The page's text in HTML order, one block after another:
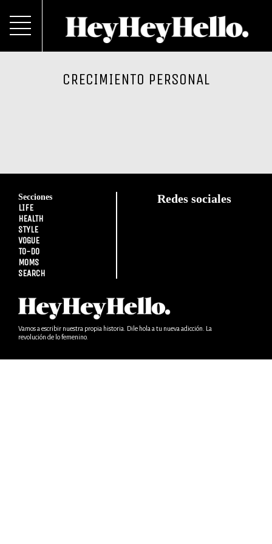
CRECIMIENTO PERSONAL
Secciones
LIFE
HEALTH
STYLE
VOGUE
TO-DO
MOMS
SEARCH
Redes sociales
Vamos a escribir nuestra propia historia. Dile hola a tu nueva adicción. La
revolución de lo femenino.